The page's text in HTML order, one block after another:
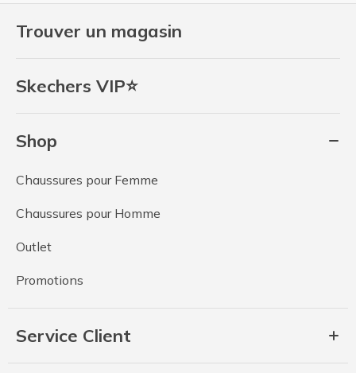
Trouver un magasin
Skechers VIP⭐
Shop
Chaussures pour Femme
Chaussures pour Homme
Outlet
Promotions
Service Client